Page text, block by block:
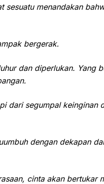
sesuatu menandakan
bergerak.
dan diperlukan. Yang
dari segumpal keinginan
dengan dekapan
cinta akan bertukar